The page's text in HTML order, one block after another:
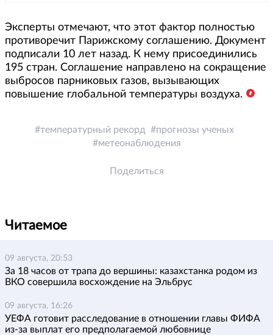
Эксперты отмечают, что этот фактор полностью
противоречит Парижскому соглашению. Документ
подписали 10 лет назад. К нему присоединились
195 стран. Соглашение направлено на сокращение
выбросов парниковых газов, вызывающих
повышение глобальной температуры воздуха.
температурный рекорд
прогнозы ученых
метеонаблюдения
Поделиться
Читаемое
09 августа, 20:53
За 18 часов от трапа до вершины: казахстанка родом из
ВКО совершила восхождение на Эльбрус
09 августа, 16:26
УЕФА готовит расследование в отношении главы ФИФА
из-за выплат его предполагаемой любовнице